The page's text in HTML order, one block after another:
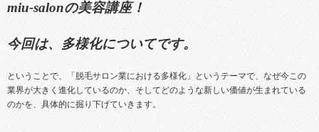
miu-salonの美容講座！
今回は、多様化についてです。
ということで、「脱毛サロン業における多様化」というテーマで、なぜ今この
業界が大きく進化しているのか、そしてどのような新しい価値が生まれている
のかを、具体的に掘り下げていきます。